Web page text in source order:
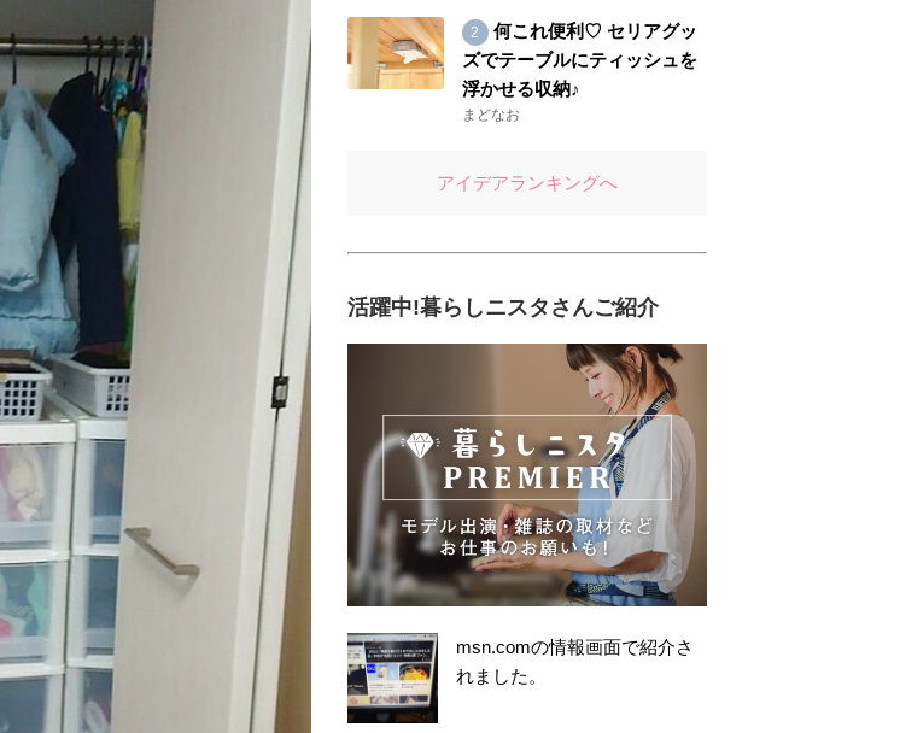
何これ便利♡ セリアグッ
ズでテーブルにティッシュを
浮かせる収納♪
まどなお
アイデアランキングへ
活躍中!暮らしニスタさんご紹介
msn.comの情報画面で紹介さ
れました。